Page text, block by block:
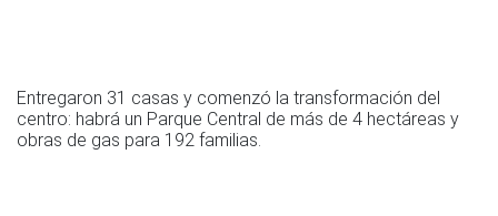
Entregaron 31 casas y comenzó la transformación del
centro: habrá un Parque Central de más de 4 hectáreas y
obras de gas para 192 familias.